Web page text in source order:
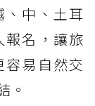
、中、土耳
報名，讓旅
易自然交
。